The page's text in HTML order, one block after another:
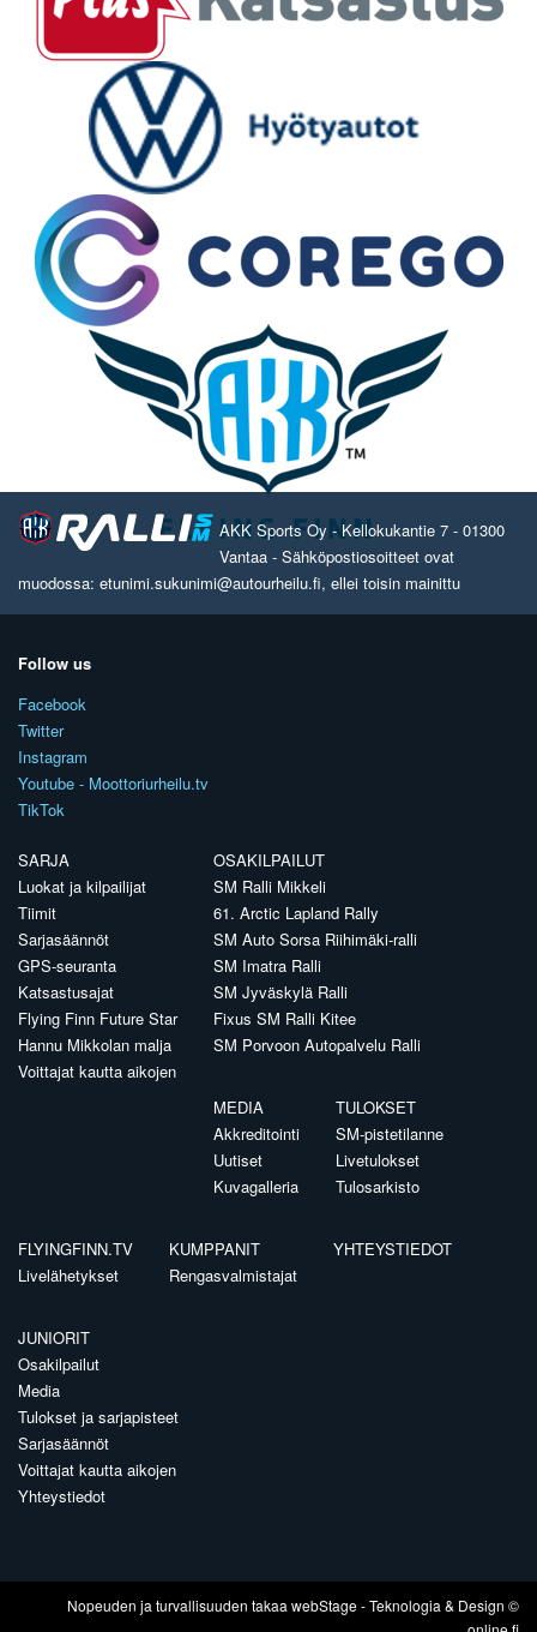
AKK Sports Oy - Kellokukantie 7 - 01300
Vantaa - Sähköpostiosoitteet ovat
muodossa: etunimi.sukunimi@autourheilu.fi, ellei toisin mainittu
Follow us
Facebook
Twitter
Instagram
Youtube - Moottoriurheilu.tv
TikTok
SARJA
Luokat ja kilpailijat
Tiimit
Sarjasäännöt
GPS-seuranta
Katsastusajat
Flying Finn Future Star
Hannu Mikkolan malja
Voittajat kautta aikojen
OSAKILPAILUT
SM Ralli Mikkeli
61. Arctic Lapland Rally
SM Auto Sorsa Riihimäki-ralli
SM Imatra Ralli
SM Jyväskylä Ralli
Fixus SM Ralli Kitee
SM Porvoon Autopalvelu Ralli
MEDIA
Akkreditointi
Uutiset
Kuvagalleria
TULOKSET
SM-pistetilanne
Livetulokset
Tulosarkisto
FLYINGFINN.TV
Livelähetykset
KUMPPANIT
Rengasvalmistajat
YHTEYSTIEDOT
JUNIORIT
Osakilpailut
Media
Tulokset ja sarjapisteet
Sarjasäännöt
Voittajat kautta aikojen
Yhteystiedot
Nopeuden ja turvallisuuden takaa webStage- Teknologia & Design ©